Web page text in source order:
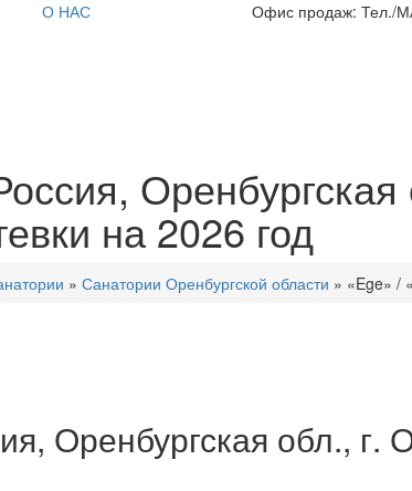
О НАС
Офис продаж: Тел./
на 2026 год
» Санатории Оренбургской области » «Ege» /
Оренбургская обл., г.